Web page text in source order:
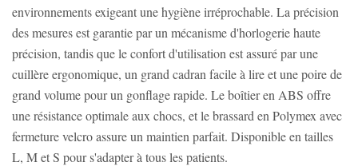
environnements exigeant une hygiène irréprochable. La précision
des mesures est garantie par un mécanisme d'horlogerie haute
précision, tandis que le confort d'utilisation est assuré par une
cuillère ergonomique, un grand cadran facile à lire et une poire de
grand volume pour un gonflage rapide. Le boîtier en ABS offre
une résistance optimale aux chocs, et le brassard en Polymex avec
fermeture velcro assure un maintien parfait. Disponible en tailles
L, M et S pour s'adapter à tous les patients.